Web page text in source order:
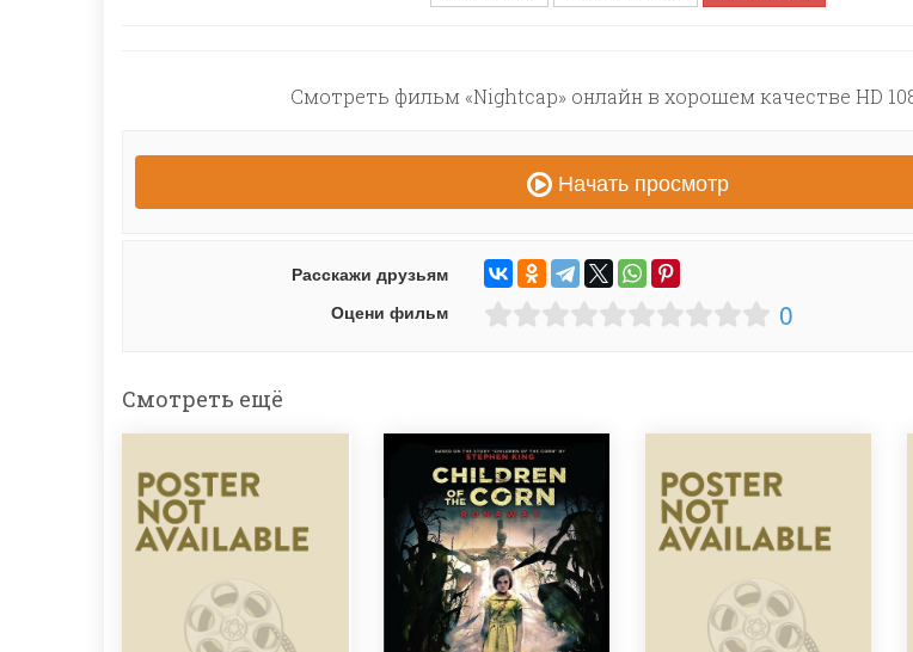
Смотреть фильм «Nightcap» онлайн в хорошем качестве HD
Начать просмотр
Расскажи друзьям
Оцени фильм
0
Смотреть ещё